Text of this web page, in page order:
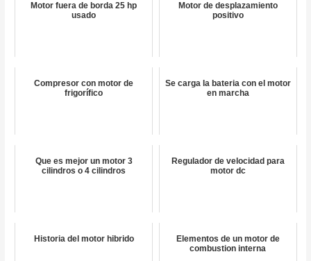
Motor fuera de borda 25 hp
usado
Motor de desplazamiento
positivo
Compresor con motor de
frigorífico
Se carga la bateria con el motor
en marcha
Que es mejor un motor 3
cilindros o 4 cilindros
Regulador de velocidad para
motor dc
Historia del motor hibrido
Elementos de un motor de
combustion interna